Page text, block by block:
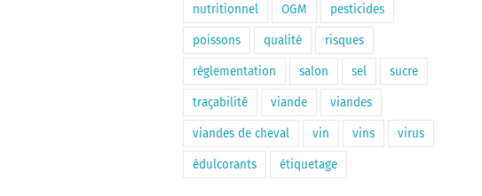
nutritionnel OGM pesticides
poissons qualité risques
règlementation salon sel sucre
traçabilité viande viandes
viandes de cheval vin vins virus
édulcorants étiquetage